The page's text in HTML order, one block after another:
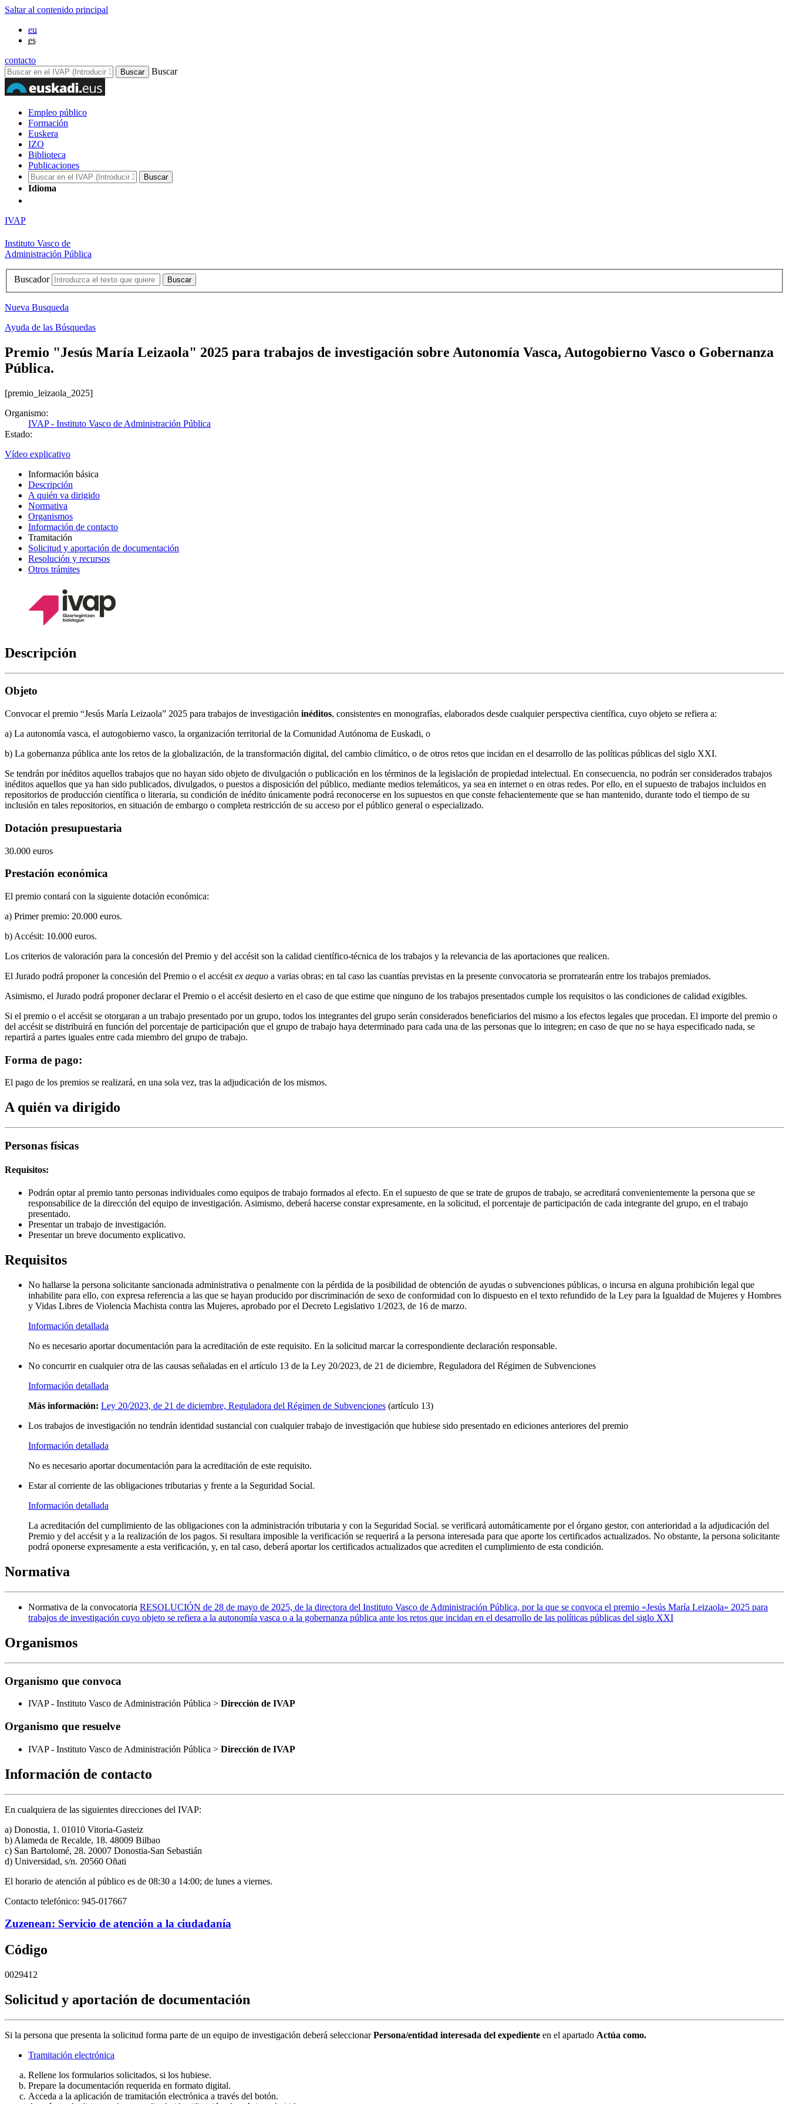
Saltar al contenido principal
eu
es
contacto
Buscar
Empleo público
Formación
Euskera
IZO
Biblioteca
Publicaciones
Idioma
IVAP
Instituto Vasco de
Administración Pública
Buscador
Nueva Busqueda
Ayuda de las Búsquedas
Premio "Jesús María Leizaola" 2025 para trabajos de investigación sobre Autonomía Vasca, Autogobierno Vasco o Gobernanza
Pública.
[premio_leizaola_2025]
Organismo:
IVAP - Instituto Vasco de Administración Pública
Estado:
Vídeo explicativo
Información básica
Descripción
A quién va dirigido
Normativa
Organismos
Información de contacto
Tramitación
Solicitud y aportación de documentación
Resolución y recursos
Otros trámites
Descripción
Objeto
Convocar el premio “Jesús María Leizaola” 2025 para trabajos de investigación inéditos, consistentes en monografías, elaborados desde cualquier perspectiva científica, cuyo objeto se refiera a:
a) La autonomía vasca, el autogobierno vasco, la organización territorial de la Comunidad Autónoma de Euskadi, o
b) La gobernanza pública ante los retos de la globalización, de la transformación digital, del cambio climático, o de otros retos que incidan en el desarrollo de las políticas públicas del siglo XXI.
Se tendrán por inéditos aquellos trabajos que no hayan sido objeto de divulgación o publicación en los términos de la legislación de propiedad intelectual. En consecuencia, no podrán ser considerados trabajos
inéditos aquellos que ya han sido publicados, divulgados, o puestos a disposición del público, mediante medios telemáticos, ya sea en internet o en otras redes. Por ello, en el supuesto de trabajos incluidos en
repositorios de producción científica o literaria, su condición de inédito únicamente podrá reconocerse en los supuestos en que conste fehacientemente que se han mantenido, durante todo el tiempo de su
inclusión en tales repositorios, en situación de embargo o completa restricción de su acceso por el público general o especializado.
Dotación presupuestaria
30.000 euros
Prestación económica
El premio contará con la siguiente dotación económica:
a) Primer premio: 20.000 euros.
b) Accésit: 10.000 euros.
Los criterios de valoración para la concesión del Premio y del accésit son la calidad científico-técnica de los trabajos y la relevancia de las aportaciones que realicen.
El Jurado podrá proponer la concesión del Premio o el accésit ex aequo a varias obras; en tal caso las cuantías previstas en la presente convocatoria se prorratearán entre los trabajos premiados.
Asimismo, el Jurado podrá proponer declarar el Premio o el accésit desierto en el caso de que estime que ninguno de los trabajos presentados cumple los requisitos o las condiciones de calidad exigibles.
Si el premio o el accésit se otorgaran a un trabajo presentado por un grupo, todos los integrantes del grupo serán considerados beneficiarios del mismo a los efectos legales que procedan. El importe del premio o
del accésit se distribuirá en función del porcentaje de participación que el grupo de trabajo haya determinado para cada una de las personas que lo integren; en caso de que no se haya especificado nada, se
repartirá a partes iguales entre cada miembro del grupo de trabajo.
Forma de pago:
El pago de los premios se realizará, en una sola vez, tras la adjudicación de los mismos.
A quién va dirigido
Personas físicas
Requisitos:
Podrán optar al premio tanto personas individuales como equipos de trabajo formados al efecto. En el supuesto de que se trate de grupos de trabajo, se acreditará convenientemente la persona que se
responsabilice de la dirección del equipo de investigación. Asimismo, deberá hacerse constar expresamente, en la solicitud, el porcentaje de participación de cada integrante del grupo, en el trabajo
presentado.
Presentar un trabajo de investigación.
Presentar un breve documento explicativo.
Requisitos
No hallarse la persona solicitante sancionada administrativa o penalmente con la pérdida de la posibilidad de obtención de ayudas o subvenciones públicas, o incursa en alguna prohibición legal que
inhabilite para ello, con expresa referencia a las que se hayan producido por discriminación de sexo de conformidad con lo dispuesto en el texto refundido de la Ley para la Igualdad de Mujeres y Hombres
y Vidas Libres de Violencia Machista contra las Mujeres, aprobado por el Decreto Legislativo 1/2023, de 16 de marzo.
Información detallada
No es necesario aportar documentación para la acreditación de este requisito. En la solicitud marcar la correspondiente declaración responsable.
No concurrir en cualquier otra de las causas señaladas en el artículo 13 de la Ley 20/2023, de 21 de diciembre, Reguladora del Régimen de Subvenciones
Información detallada
Más información: Ley 20/2023, de 21 de diciembre, Reguladora del Régimen de Subvenciones (artículo 13)
Los trabajos de investigación no tendrán identidad sustancial con cualquier trabajo de investigación que hubiese sido presentado en ediciones anteriores del premio
Información detallada
No es necesario aportar documentación para la acreditación de este requisito.
Estar al corriente de las obligaciones tributarias y frente a la Seguridad Social.
Información detallada
La acreditación del cumplimiento de las obligaciones con la administración tributaria y con la Seguridad Social. se verificará automáticamente por el órgano gestor, con anterioridad a la adjudicación del
Premio y del accésit y a la realización de los pagos. Si resultara imposible la verificación se requerirá a la persona interesada para que aporte los certificados actualizados. No obstante, la persona solicitante
podrá oponerse expresamente a esta verificación, y, en tal caso, deberá aportar los certificados actualizados que acrediten el cumplimiento de esta condición.
Normativa
Normativa de la convocatoria RESOLUCIÓN de 28 de mayo de 2025, de la directora del Instituto Vasco de Administración Pública, por la que se convoca el premio «Jesús María Leizaola» 2025 para
trabajos de investigación cuyo objeto se refiera a la autonomía vasca o a la gobernanza pública ante los retos que incidan en el desarrollo de las políticas públicas del siglo XXI
Organismos
Organismo que convoca
IVAP - Instituto Vasco de Administración Pública > Dirección de IVAP
Organismo que resuelve
IVAP - Instituto Vasco de Administración Pública > Dirección de IVAP
Información de contacto
En cualquiera de las siguientes direcciones del IVAP:
a) Donostia, 1. 01010 Vitoria-Gasteiz
b) Alameda de Recalde, 18. 48009 Bilbao
c) San Bartolomé, 28. 20007 Donostia-San Sebastián
d) Universidad, s/n. 20560 Oñati
El horario de atención al público es de 08:30 a 14:00; de lunes a viernes.
Contacto telefónico: 945-017667
Zuzenean: Servicio de atención a la ciudadanía
Código
0029412
Solicitud y aportación de documentación
Si la persona que presenta la solicitud forma parte de un equipo de investigación deberá seleccionarPersona/entidad interesada del expediente en el apartado Actúa como.
Tramitación electrónica
Rellene los formularios solicitados, si los hubiese.
Prepare la documentación requerida en formato digital.
Acceda a la aplicación de tramitación electrónica a través del botón.